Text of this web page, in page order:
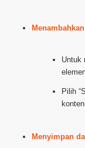
Untuk
Pilih
Menyimpan